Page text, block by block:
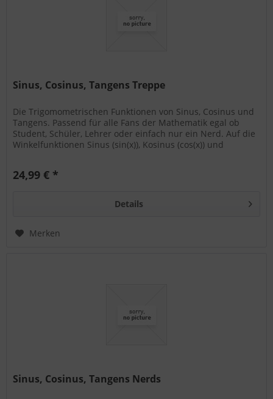
Sinus, Cosinus, Tangens Treppe
Die Trigomometrischen Funktionen von Sinus, Cosinus und
Tangens. Passend für alle Fans der Mathematik egal ob
Student, Schüler, Lehrer oder einfach nur ein Nerd. Auf die
Winkelfunktionen Sinus (sin(x)), Kosinus (cos(x)) und
24,99 € *
Details
Merken
Sinus, Cosinus, Tangens Nerds